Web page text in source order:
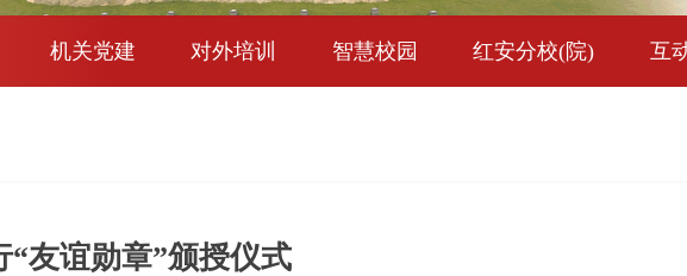
机关党建 对外培训 智慧校园 红安分校(院) 互
友谊勋章”颁授仪式